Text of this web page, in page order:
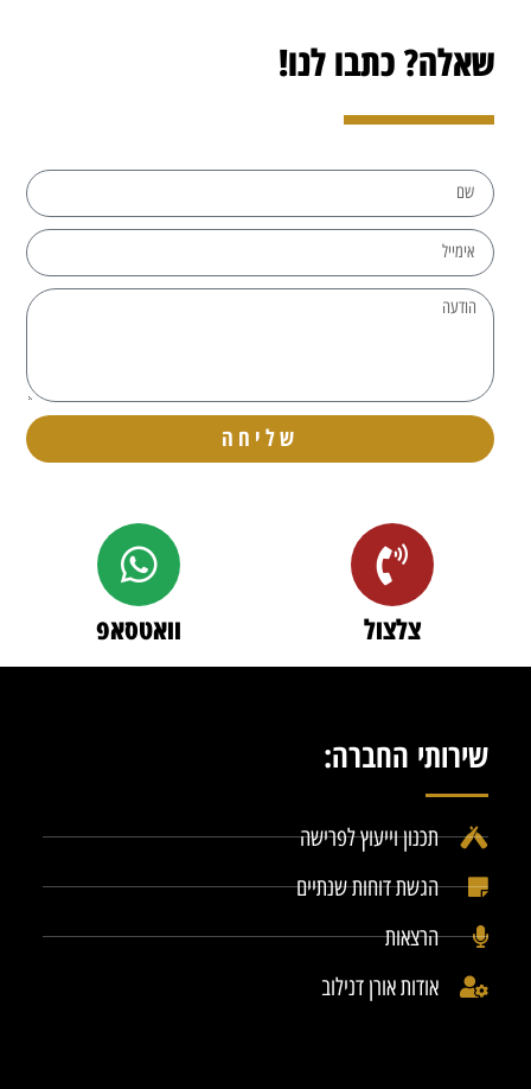
שאלה? כתבו לנו!
שליחה
צלצול וואטסאפ
שירותי החברה:
תכנון וייעוץ לפרישה
הגשת דוחות שנתיים
הרצאות
אודות אורן דנילוב